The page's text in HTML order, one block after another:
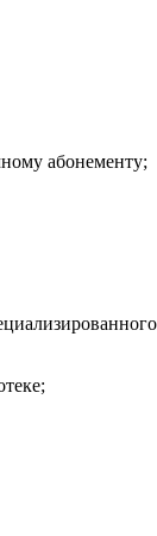
абонементу;